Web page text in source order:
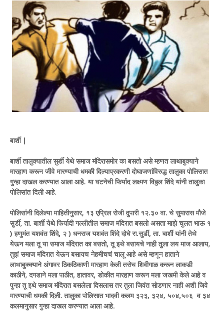
बार्शी |
बार्शी तालुक्यातील सुर्डी येथे समाज मंदिरासमोर का बसतो असे म्हणत लाथाबुक्याने
मारहाण करून जीवे मारण्याची धमकी दिल्याप्रकरणी दोघाजणांविरुद्ध तालुका पोलिसात
गुन्हा दाखल करण्यात आला आहे. या घटनेची फिर्याद लक्ष्मण विठ्ठल शिंदे यांनी तालुका
पोलिसांत दिली आहे.
पोलिसांनी दिलेल्या माहितीनुसार, १३ एप्रिल रोजी दुपारी १२.३० वा. चे सुमारास मौजे
सुर्डी, ता. बार्शी येथे फिर्यादी गल्लीतील समाज मंदिरात बसलो असता माझे चुलत भाऊ १
) हणुमंत यशवंत शिंदे, २ ) धनराज यशवंत शिंदे दोघे रा.सुर्डी, ता. बार्शी यांनी तेथे
येऊन मला तू या समाज मंदिरात का बसतो, तू इथे बसायचे नाही तुला लय माज आलाय,
तुझं समाज मंदिरात येऊन बसायच नेहमीचचं चालू आहे असे म्हणून हाताने
लाथाबुक्क्याने अंगावर ठिकठिकाणी मारहाण केली तसेच शिवीगाळ करून लाकडी
काठीने, दगडाने मला पाठीत, हातावर, डोकीत मारहाण करून मला जखमी केले आहे व
पुन्हा तू इथे समाज मंदिरात बसलेला दिसलास तर तुला जिवंत सोडणार नाही अशी जिवे
मारण्याची धमकी दिली. तालुका पोलिसात भादवी कलम ३२३, ३२४, ५०४,५०६ व ३४
कलमानुसार गुन्हा दाखल करण्यात आला आहे.